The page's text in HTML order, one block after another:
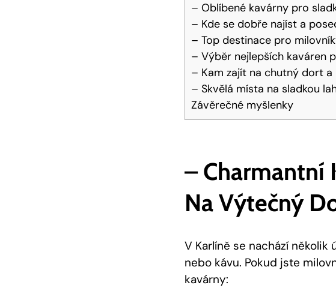
– Oblíbené kavárny pro
– Kde se dobře najíst a
– Top destinace pro
– Výběr nejlepších kaváren
– Kam zajít na chutný dort
– Skvělá místa na sladkou
Závěrečné myšlenky
– Charmantní
Na Výtečný
V Karlíně se nachází
nebo kávu. Pokud jste
kavárny: